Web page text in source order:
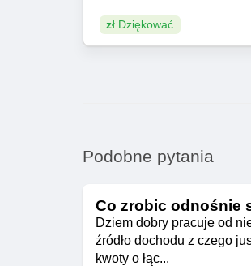
zł Dziękować
Podobne pytania
Co zrobic odnośnie
Dziem dobry pracuje od
źródło dochodu z czego
kwoty o łąc...